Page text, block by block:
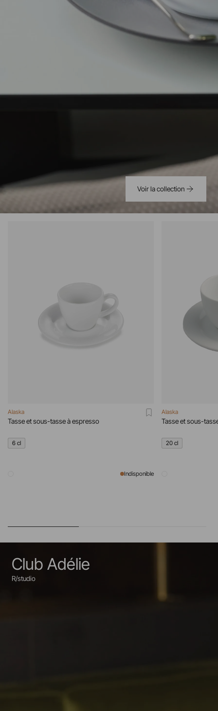
Voir la collection
Alaska
Tasse et sous-tasse à espresso
6 cl
Indisponible
Alaska
Tasse et sous-
20 cl
Club Adélie
R/studio